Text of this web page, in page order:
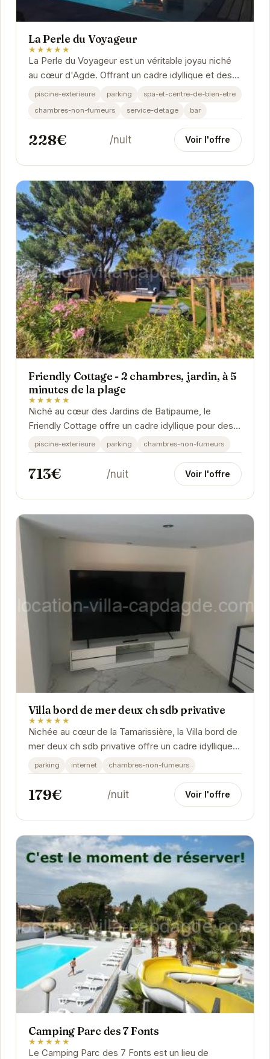
La Perle du Voyageur
★★★★★
La Perle du Voyageur est un véritable joyau niché
au cœur d'Agde. Offrant un cadre idyllique et des
prestations haut de gamme, cet établissement...
piscine-exterieure parking
spa-et-centre-de-bien-etre
chambres-non-fumeurs
service-detage bar
228€ /nuit Voir l'offre
Friendly Cottage - 2 chambres, jardin, à 5
minutes de la plage
★★★★★
Niché au cœur des Jardins de Batipaume, le
Friendly Cottage offre un cadre idyllique pour des
vacances inoubliables. Son jardin privatif est une...
piscine-exterieure parking chambres-non-fumeurs
713€ /nuit Voir l'offre
Villa bord de mer deux ch sdb privative
★★★★★
Nichée au cœur de la Tamarissière, la Villa bord de
mer deux ch sdb privative offre un cadre idyllique
pour des vacances relaxantes. Ses deux...
parking internet chambres-non-fumeurs
179€ /nuit Voir l'offre
Camping Parc des 7 Fonts
★★★★★
Le Camping Parc des 7 Fonts est un lieu de